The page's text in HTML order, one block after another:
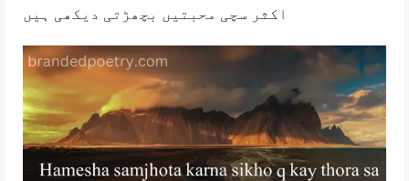
اکثر سچی محبتیں بچھڑتی دیکھی ہیں